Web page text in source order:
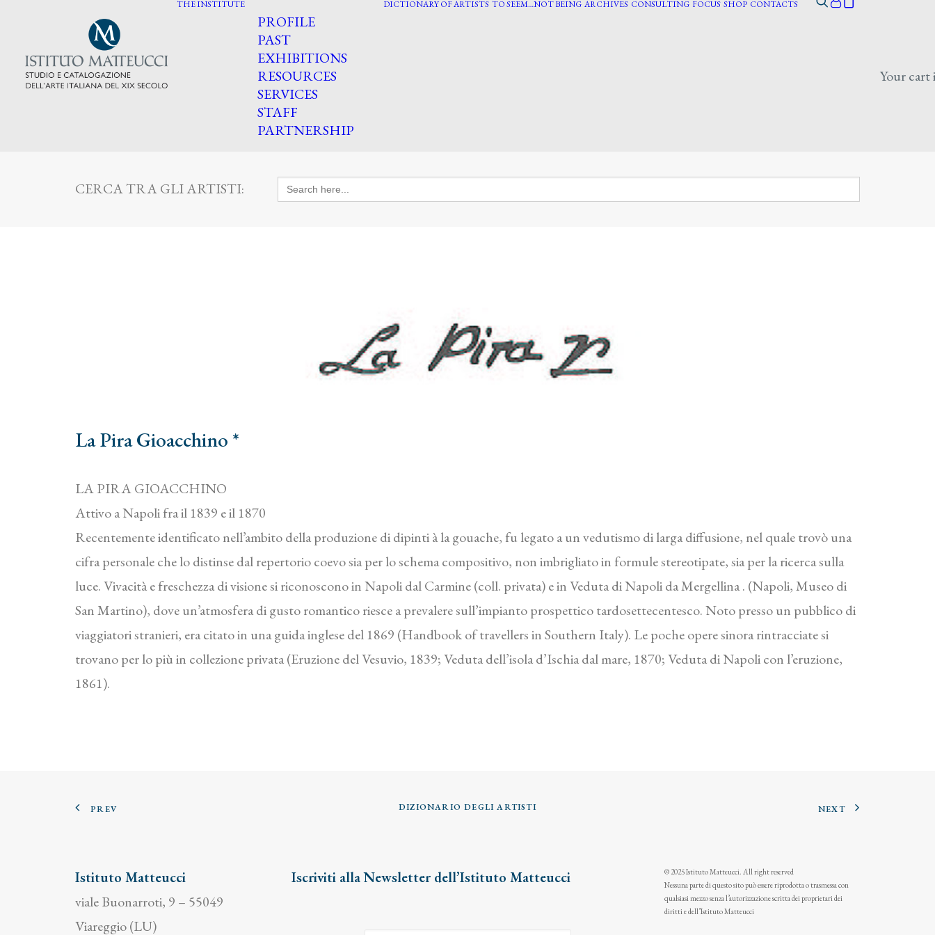
THE INSTITUTE
PROFILE
PAST
EXHIBITIONS
RESOURCES
SERVICES
STAFF
PARTNERSHIP
DICTIONARY OF ARTISTS TO SEEM…NOT BEING ARCHIVES CONSULTING FOCUS SHOP CONTACTS
Your cart
CERCA TRA GLI ARTISTI: Search
for:
La Pira Gioacchino *
LA PIRA GIOACCHINO
Attivo a Napoli fra il 1839 e il 1870
Recentemente identificato nell’ambito della produzione di dipinti à la gouache, fu legato a un vedutismo di larga diffusione, nel quale trovò una
cifra personale che lo distinse dal repertorio coevo sia per lo schema compositivo, non imbrigliato in formule stereotipate, sia per la ricerca sulla
luce. Vivacità e freschezza di visione si riconoscono in Napoli dal Carmine (coll. privata) e in Veduta di Napoli da Mergellina . (Napoli, Museo di
San Martino), dove un’atmosfera di gusto romantico riesce a prevalere sull’impianto prospettico tardosettecentesco. Noto presso un pubblico di
viaggiatori stranieri, era citato in una guida inglese del 1869 (Handbook of travellers in Southern Italy). Le poche opere sinora rintracciate si
trovano per lo più in collezione privata (Eruzione del Vesuvio, 1839; Veduta dell’isola d’Ischia dal mare, 1870; Veduta di Napoli con l’eruzione,
1861).
PREV DIZIONARIO DEGLI ARTISTI NEXT
Istituto Matteucci
viale Buonarroti, 9 – 55049
Viareggio (LU)
Iscriviti alla Newsletter dell’Istituto Matteucci
© 2025 Istituto Matteucci. All right reserved
Nessuna parte di questo sito può essere riprodotta o trasmessa con
qualsiasi mezzo senza l’autorizzazione scritta dei proprietari dei
diritti e dell’Istituto Matteucci